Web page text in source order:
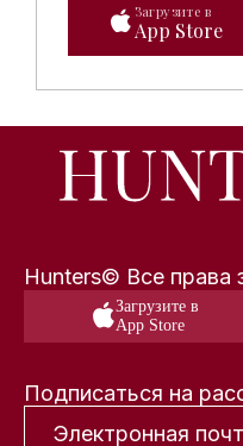
Загрузите в
App Store
Hunters© Все права
Загрузите в
App Store
Подписаться на